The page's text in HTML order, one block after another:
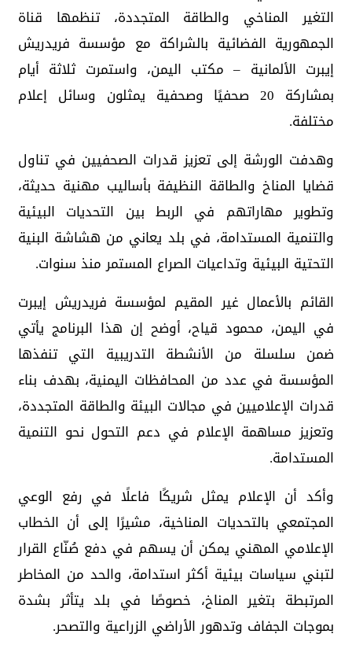
التغير المناخي والطاقة المتجددة، تنظمها قناة
الجمهورية الفضائية بالشراكة مع مؤسسة فريدريش
إيبرت الألمانية – مكتب اليمن، واستمرت ثلاثة أيام
بمشاركة 20 صحفيًا وصحفية يمثلون وسائل إعلام
مختلفة.
وهدفت الورشة إلى تعزيز قدرات الصحفيين في تناول
قضايا المناخ والطاقة النظيفة بأساليب مهنية حديثة،
وتطوير مهاراتهم في الربط بين التحديات البيئية
والتنمية المستدامة، في بلد يعاني من هشاشة البنية
التحتية البيئية وتداعيات الصراع المستمر منذ سنوات.
القائم بالأعمال غير المقيم لمؤسسة فريدريش إيبرت
في اليمن، محمود قياح، أوضح إن هذا البرنامج يأتي
ضمن سلسلة من الأنشطة التدريبية التي تنفذها
المؤسسة في عدد من المحافظات اليمنية، بهدف بناء
قدرات الإعلاميين في مجالات البيئة والطاقة المتجددة،
وتعزيز مساهمة الإعلام في دعم التحول نحو التنمية
المستدامة.
وأكد أن الإعلام يمثل شريكًا فاعلًا في رفع الوعي
المجتمعي بالتحديات المناخية، مشيرًا إلى أن الخطاب
الإعلامي المهني يمكن أن يسهم في دفع صُنّاع القرار
لتبني سياسات بيئية أكثر استدامة، والحد من المخاطر
المرتبطة بتغير المناخ، خصوصًا في بلد يتأثر بشدة
بموجات الجفاف وتدهور الأراضي الزراعية والتصحر.